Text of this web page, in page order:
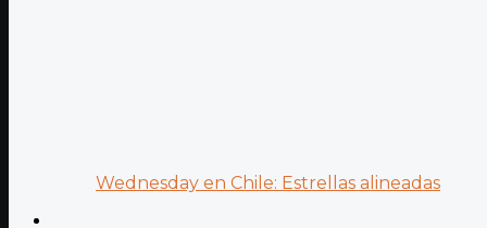
Wednesday en Chile: Estrellas alineadas